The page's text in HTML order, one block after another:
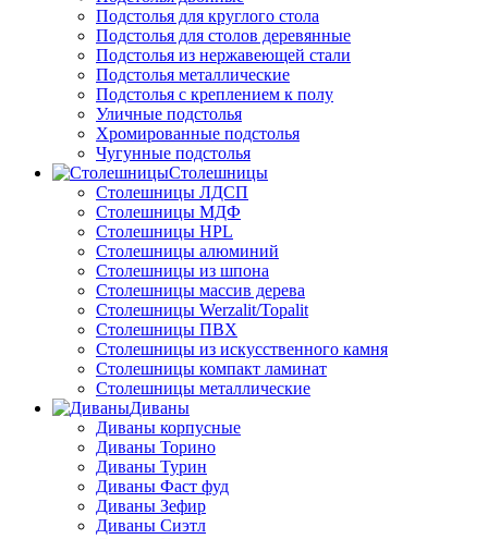
Подстолья для круглого стола
Подстолья для столов деревянные
Подстолья из нержавеющей стали
Подстолья металлические
Подстолья с креплением к полу
Уличные подстолья
Хромированные подстолья
Чугунные подстолья
Столешницы
Столешницы ЛДСП
Столешницы МДФ
Столешницы HPL
Столешницы алюминий
Столешницы из шпона
Столешницы массив дерева
Столешницы Werzalit/Topalit
Столешницы ПВХ
Столешницы из искусственного камня
Столешницы компакт ламинат
Столешницы металлические
Диваны
Диваны корпусные
Диваны Торино
Диваны Турин
Диваны Фаст фуд
Диваны Зефир
Диваны Сиэтл